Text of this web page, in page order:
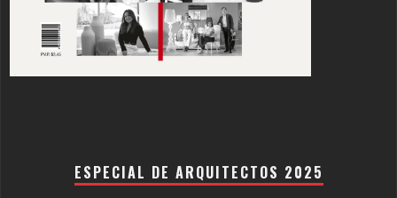
ESPECIAL DE ARQUITECTOS 2025